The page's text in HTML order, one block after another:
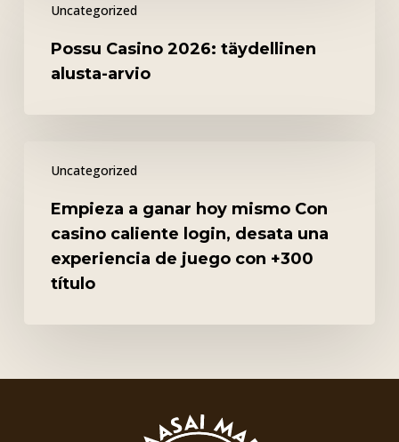
Uncategorized
Casino
alusta-
Possu Casino 2026: täydellinen
alusta-arvio
Uncategorized
mismo
casino
una
Empieza a ganar hoy mismo Con
casino caliente login, desata una
experiencia de juego con +300
título